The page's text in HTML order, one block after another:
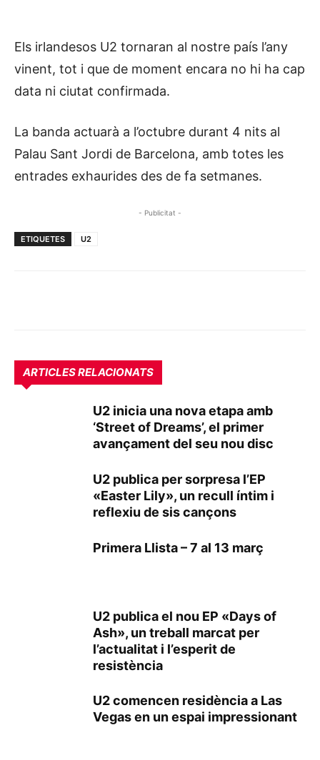
Els irlandesos U2 tornaran al nostre país l’any
vinent, tot i que de moment encara no hi ha cap
data ni ciutat confirmada.
La banda actuarà a l’octubre durant 4 nits al
Palau Sant Jordi de Barcelona, amb totes les
entrades exhaurides des de fa setmanes.
- Publicitat -
ETIQUETES U2
ARTICLES RELACIONATS
U2 inicia una nova etapa amb
‘Street of Dreams’, el primer
avançament del seu nou disc
U2 publica per sorpresa l’EP
«Easter Lily», un recull íntim i
reflexiu de sis cançons
Primera Llista – 7 al 13 març
U2 publica el nou EP «Days of
Ash», un treball marcat per
l’actualitat i l’esperit de
resistència
U2 comencen residència a Las
Vegas en un espai impressionant